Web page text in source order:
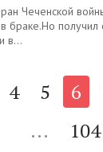
Чеченской
браке.Но получил
в...
4 5 6
...
104